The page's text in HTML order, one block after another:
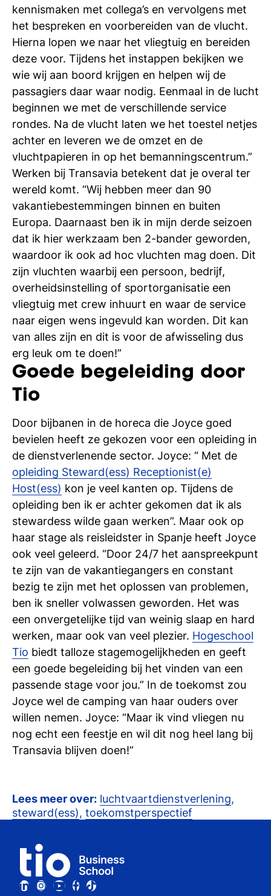
kennismaken met collega’s en vervolgens met
het bespreken en voorbereiden van de vlucht.
Hierna lopen we naar het vliegtuig en bereiden
deze voor. Tijdens het instappen bekijken we
wie wij aan boord krijgen en helpen wij de
passagiers daar waar nodig. Eenmaal in de lucht
beginnen we met de verschillende service
rondes. Na de vlucht laten we het toestel netjes
achter en leveren we de omzet en de
vluchtpapieren in op het bemanningscentrum.”
Werken bij Transavia betekent dat je overal ter
wereld komt. “Wij hebben meer dan 90
vakantiebestemmingen binnen en buiten
Europa. Daarnaast ben ik in mijn derde seizoen
dat ik hier werkzaam ben 2-bander geworden,
waardoor ik ook ad hoc vluchten mag doen. Dit
zijn vluchten waarbij een persoon, bedrijf,
overheidsinstelling of sportorganisatie een
vliegtuig met crew inhuurt en waar de service
naar eigen wens ingevuld kan worden. Dit kan
van alles zijn en dit is voor de afwisseling dus
erg leuk om te doen!”
Goede begeleiding door
Tio
Door bijbanen in de horeca die Joyce goed
bevielen heeft ze gekozen voor een opleiding in
de dienstverlenende sector. Joyce: “ Met de
opleiding Steward(ess) Receptionist(e)
Host(ess) kon je veel kanten op. Tijdens de
opleiding ben ik er achter gekomen dat ik als
stewardess wilde gaan werken”. Maar ook op
haar stage als reisleidster in Spanje heeft Joyce
ook veel geleerd. “Door 24/7 het aanspreekpunt
te zijn van de vakantiegangers en constant
bezig te zijn met het oplossen van problemen,
ben ik sneller volwassen geworden. Het was
een onvergetelijke tijd van weinig slaap en hard
werken, maar ook van veel plezier. Hogeschool
Tio biedt talloze stagemogelijkheden en geeft
een goede begeleiding bij het vinden van een
passende stage voor jou.” In de toekomst zou
Joyce wel de camping van haar ouders over
willen nemen. Joyce: “Maar ik vind vliegen nu
nog echt een feestje en wil dit nog heel lang bij
Transavia blijven doen!”
Lees meer over: luchtvaartdienstverlening,
steward(ess), toekomstperspectief